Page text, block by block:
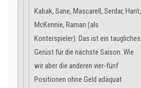
Kabak, Sane, Mascarell, Serdar, Harit,
McKennie, Raman (als
Konterspieler). Das ist ein taugliches
Gerüst für die nächste Saison. Wie
wir aber die anderen vier-fünf
Positionen ohne Geld adäquat